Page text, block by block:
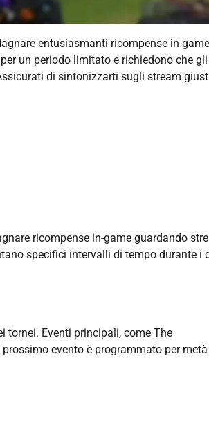
entusiasmanti ricompense in-game
un periodo limitato e richiedono che gli
di sintonizzarti sugli stream
ricompense in-game guardando
specifici intervalli di tempo durante i
tornei. Eventi principali, come The
evento è programmato per metà